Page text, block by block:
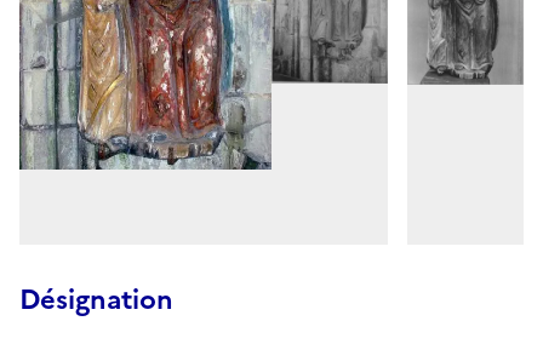
Désignation